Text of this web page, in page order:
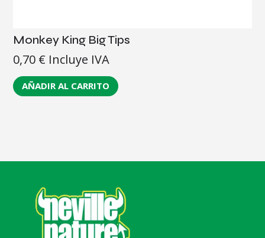
Monkey King Big Tips
0,70 € Incluye IVA
AÑADIR AL CARRITO